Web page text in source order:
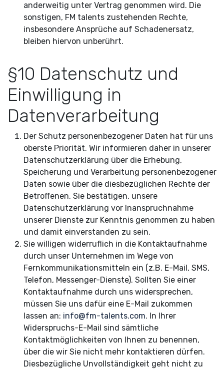
anderweitig unter Vertrag genommen wird. Die
sonstigen, FM talents zustehenden Rechte,
insbesondere Ansprüche auf Schadenersatz,
bleiben hiervon unberührt.
§10 Datenschutz und
Einwilligung in
Datenverarbeitung
Der Schutz personenbezogener Daten hat für uns
oberste Priorität. Wir informieren daher in unserer
Datenschutzerklärung über die Erhebung,
Speicherung und Verarbeitung personenbezogener
Daten sowie über die diesbezüglichen Rechte der
Betroffenen. Sie bestätigen, unsere
Datenschutzerklärung vor Inanspruchnahme
unserer Dienste zur Kenntnis genommen zu haben
und damit einverstanden zu sein.
Sie willigen widerruflich in die Kontaktaufnahme
durch unser Unternehmen im Wege von
Fernkommunikationsmitteln ein (z.B. E-Mail, SMS,
Telefon, Messenger-Dienste). Sollten Sie einer
Kontaktaufnahme durch uns widersprechen,
müssen Sie uns dafür eine E-Mail zukommen
lassen an: info@fm-talents.com. In Ihrer
Widerspruchs-E-Mail sind sämtliche
Kontaktmöglichkeiten von Ihnen zu benennen,
über die wir Sie nicht mehr kontaktieren dürfen.
Diesbezügliche Unvollständigkeit geht nicht zu